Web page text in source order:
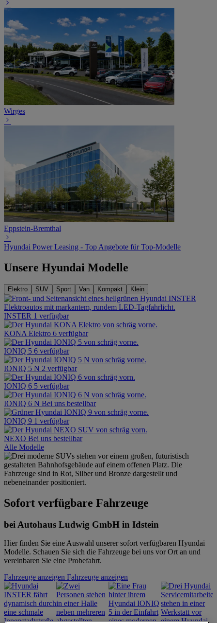
Wirges
Eppstein-Bremthal
Hyundai Power Leasing - Top Angebote für Top-Modelle
Unsere Hyundai Modelle
Elektro SUV Sport Van Kompakt Klein
INSTER 1 verfügbar
KONA Elektro 6 verfügbar
IONIQ 5 6 verfügbar
IONIQ 5 N 2 verfügbar
IONIQ 6 5 verfügbar
IONIQ 6 N Bei uns bestellbar
IONIQ 9 1 verfügbar
NEXO Bei uns bestellbar
Alle Modelle
Sofort verfügbare Fahrzeuge
bei Autohaus Ludwig GmbH in Idstein
Hier finden Sie eine Auswahl unserer sofort verfügbaren Hyundai
Modelle. Schauen Sie sich die Fahrzeuge bei uns vor Ort an und
vereinbaren Sie eine Probefahrt.
Fahrzeuge anzeigen Fahrzeuge anzeigen